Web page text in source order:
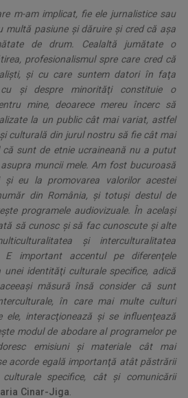
m-am implicat, fie ele jurnalistice sau
multă pasiune şi dăruire şi cred că aşa
de drum. Cealaltă jumătate o
profesionalismul spre care cred că
şi cu care suntem datori în faţa
cu şi despre minorităţi constituie o
mine, deoarece mereu încerc să
la un public cât mai variat, astfel
culturală din jurul nostru să fie cât mai
că sunt de etnie ucraineană nu a putut
muncii mele. Am fost bucuroasă
eu la promovarea valorilor acestei
din România, şi totuşi destul de
programele audiovizuale. În acelaşi
să cunosc şi să fac cunoscute şi alte
şi interculturalitatea
E important accentul pe diferenţele
identităţi culturale specifice, adică
măsură însă consider că sunt
în care mai multe culturi
ele, interacţionează şi se influenţează
modul de abodare al programelor pe
emisiuni şi materiale cât mai
acorde egală importanţă atât păstrării
specifice, cât şi comunicării
Cinar-Jiga